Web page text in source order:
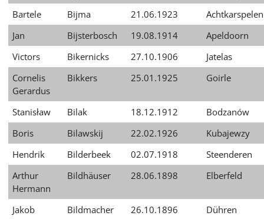
Bartele
Bijma 21.06.1923
Achtkarspelen
Jan
Bijsterbosch 19.08.1914
Apeldoorn
Victors
Bikernicks 27.10.1906
Jatelas
Cornelis
Gerardus
Bikkers 25.01.1925 Goirle
Stanisław Bilak 18.12.1912
Bodzanów
Boris
Bilawskij 22.02.1926
Kubajewzy
Hendrik
Bilderbeek 02.07.1918
Steenderen
Arthur
Hermann
Bildhäuser 28.06.1898 Elberfeld
Jakob Bildmacher 26.10.1896
Dühren